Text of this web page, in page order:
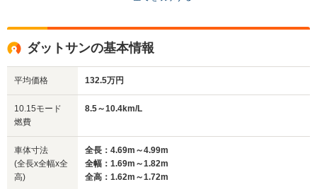
サイズ
(全長x全幅x全高)
全高
1.69m
全幅
1.71m
2～4ドア
ダットサンの基本情報
平均価格 132.5万円
10.15モード
燃費
8.5～10.4km/L
車体寸法
(全長x全幅x全
高)
全長：4.69m～4.99m
全幅：1.69m～1.82m
全高：1.62m～1.72m